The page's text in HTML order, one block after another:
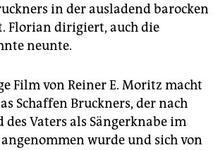
in der ausladend barocken
Florian dirigiert, auch die
neunte.
Film von Reiner E. Moritz macht
Schaffen Bruckners, der nach
des Vaters als Sängerknabe im
wurde und sich von